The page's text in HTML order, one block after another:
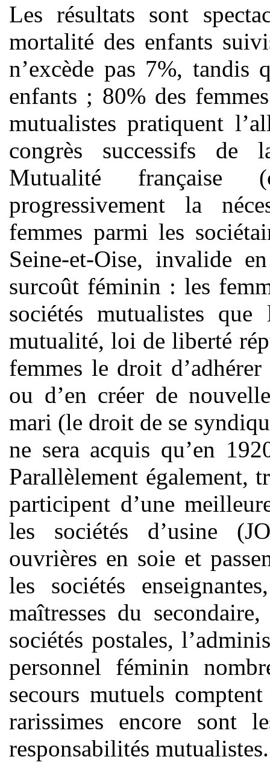
Les résultats sont
mortalité des enfants
n’excède pas 7%, tandis
enfants ; 80% des
mutualistes pratiquent
congrès successifs de
Mutualité française
progressivement la
femmes parmi les
Seine-et-Oise, invalide
surcoût féminin : les
sociétés mutualistes
mutualité, loi de liberté
femmes le droit
ou d’en créer de
mari (le droit de se
ne sera acquis qu’en
Parallèlement également,
participent d’une
les sociétés d’usine
ouvrières en soie et
les sociétés
maîtresses du
sociétés postales,
personnel féminin
secours mutuels
rarissimes encore sont
responsabilités mutualistes.